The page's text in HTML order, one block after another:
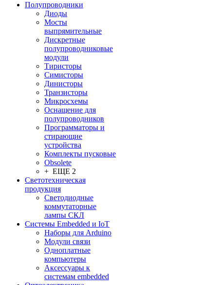
Полупроводники
Диоды
Мосты
выпрямительные
Дискретные
полупроводниковые
модули
Тиристоры
Симисторы
Динисторы
Транзисторы
Микросхемы
Оснащение для
полупроводников
Программаторы и
стирающие
устройства
Комплекты пусковые
Obsolete
+ ЕЩЕ 2
Светотехническая
продукция
Светодиодные
коммутаторные
лампы СКЛ
Системы Embedded и IoT
Наборы для Arduino
Модули связи
Одноплатные
компьютеры
Аксессуары к
системам embedded